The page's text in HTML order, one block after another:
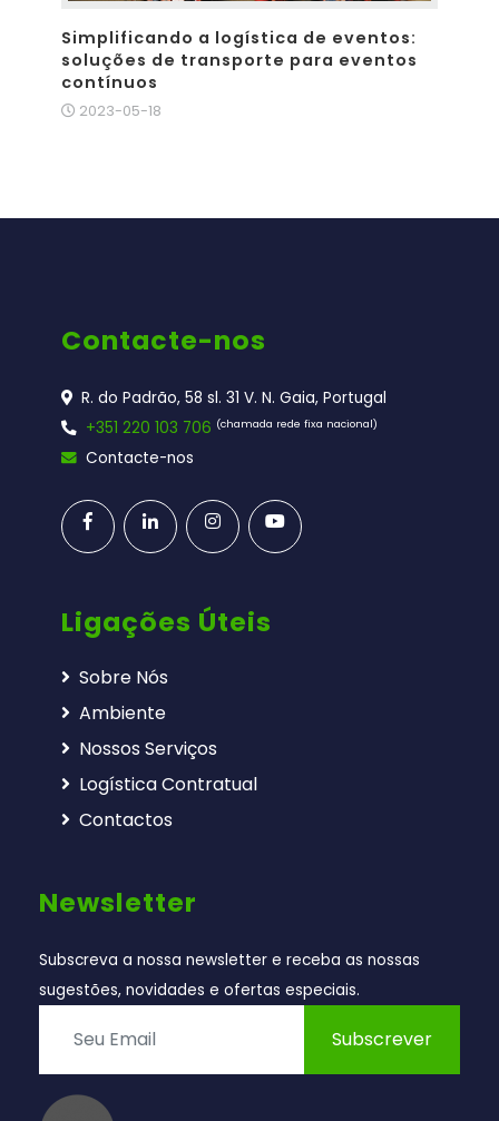
Simplificando a logística de eventos:
soluções de transporte para eventos
contínuos
2023-05-18
Contacte-nos
R. do Padrão, 58 sl. 31 V. N. Gaia, Portugal
+351 220 103 706 (chamada rede fixa nacional)
Contacte-nos
Ligações Úteis
Sobre Nós
Ambiente
Nossos Serviços
Logística Contratual
Contactos
Newsletter
Subscreva a nossa newsletter e receba as nossas
sugestões, novidades e ofertas especiais.
Subscrever